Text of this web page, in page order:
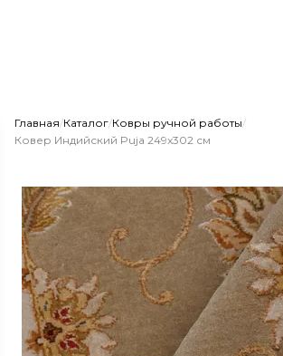
Главная/Каталог/Ковры ручной работы/
Ковер Индийский Puja 249x302 см